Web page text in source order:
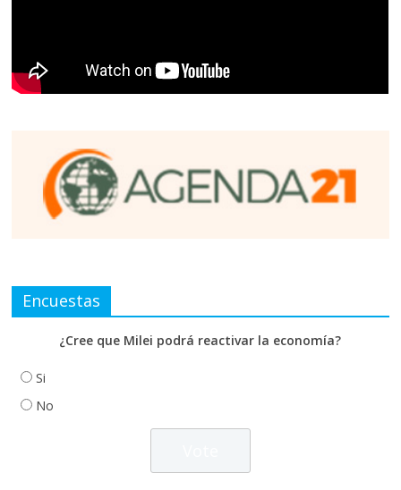
Encuestas
¿Cree que Milei podrá reactivar la economía?
Si
No